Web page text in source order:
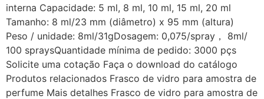
interna Capacidade: 5 ml, 8 ml, 10 ml, 15 ml, 20 ml
Tamanho: 8 ml/23 mm (diâmetro) x 95 mm (altura)
Peso / unidade: 8ml/31gDosagem: 0,075/spray， 8ml/
100 spraysQuantidade mínima de pedido: 3000 pçs
Solicite uma cotação Faça o download do catálogo
Produtos relacionados Frasco de vidro para amostra de
perfume Mais detalhes Frasco de vidro para amostra de